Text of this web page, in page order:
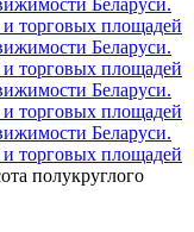
торговых площадей
Беларуси.
торговых площадей
Беларуси.
торговых площадей
Беларуси.
торговых площадей
полукруглого